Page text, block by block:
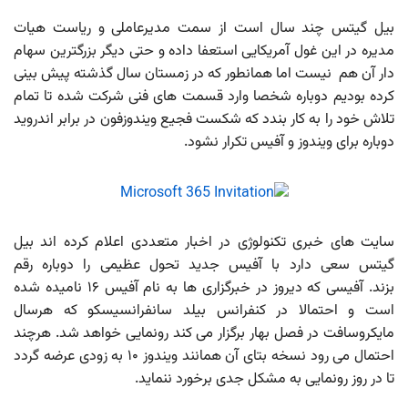
بیل گیتس چند سال است از سمت مدیرعاملی و ریاست هیات
مدیره در این غول آمریکایی استعفا داده و حتی دیگر بزرگترین سهام
دار آن هم نیست اما همانطور که در زمستان سال گذشته پیش بینی
کرده بودیم دوباره شخصا وارد قسمت های فنی شرکت شده تا تمام
تلاش خود را به کار بندد که شکست فجیع ویندوزفون در برابر اندروید
دوباره برای ویندوز و آفیس تکرار نشود.
سایت های خبری تکنولوژی در اخبار متعددی اعلام کرده اند بیل
گیتس سعی دارد با آفیس جدید تحول عظیمی را دوباره رقم
بزند. آفیسی که دیروز در خبرگزاری ها به نام آفیس ۱۶ نامیده شده
است و احتمالا در کنفرانس بیلد سانفرانسیسکو که هرسال
مایکروسافت در فصل بهار برگزار می کند رونمایی خواهد شد. هرچند
احتمال می رود نسخه بتای آن همانند ویندوز ۱۰ به زودی عرضه گردد
تا در روز رونمایی به مشکل جدی برخورد ننماید.